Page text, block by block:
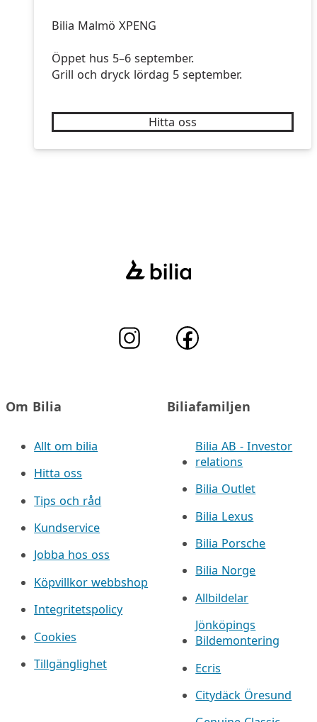
Bilia Malmö XPENG
Öppet hus 5–6 september.
Grill och dryck lördag 5 september.
Hitta oss
Om Bilia
Allt om bilia
Hitta oss
Tips och råd
Kundservice
Jobba hos oss
Köpvillkor webbshop
Integritetspolicy
Cookies
Tillgänglighet
Biliafamiljen
Bilia AB - Investor
relations
Bilia Outlet
Bilia Lexus
Bilia Porsche
Bilia Norge
Allbildelar
Jönköpings
Bildemontering
Ecris
Citydäck Öresund